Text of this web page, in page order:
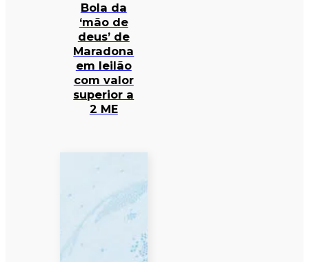
Bola da
‘mão de
deus’ de
Maradona
em leilão
com valor
superior a
2 ME